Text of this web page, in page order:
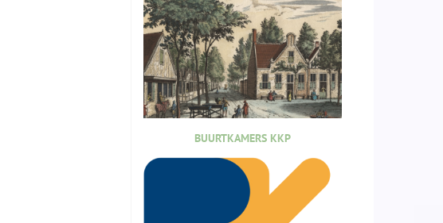
BUURTKAMERS KKP